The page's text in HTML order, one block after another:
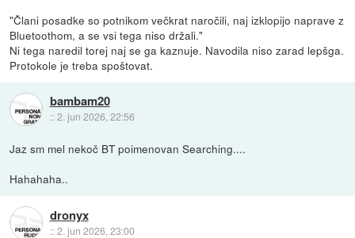
"Člani posadke so potnikom večkrat naročili, naj izklopijo naprave z
Bluetoothom, a se vsi tega niso držali."
Ni tega naredil torej naj se ga kaznuje. Navodila niso zarad lepšga.
Protokole je treba spoštovat.
bambam20
::2. jun 2026, 22:56
Jaz sm mel nekoč BT poimenovan Searching....
Hahahaha..
dronyx
::2. jun 2026, 23:00